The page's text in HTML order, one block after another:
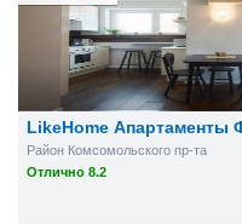
LikeHome Апартаменты
Район Комсомольского пр-та
Отлично 8.2